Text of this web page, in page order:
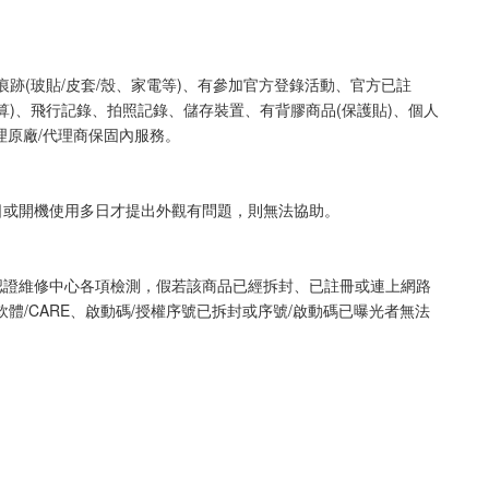
(玻貼/皮套/殼、家電等)、有參加官方登錄活動、官方已註
、飛行記錄、拍照記錄、儲存裝置、有背膠商品(保護貼)、個人
廠/代理商保固內服務。
機使用多日才提出外觀有問題，則無法協助。
維修中心各項檢測，假若該商品已經拆封、已註冊或連上網路
/CARE、啟動碼/授權序號已拆封或序號/啟動碼已曝光者無法